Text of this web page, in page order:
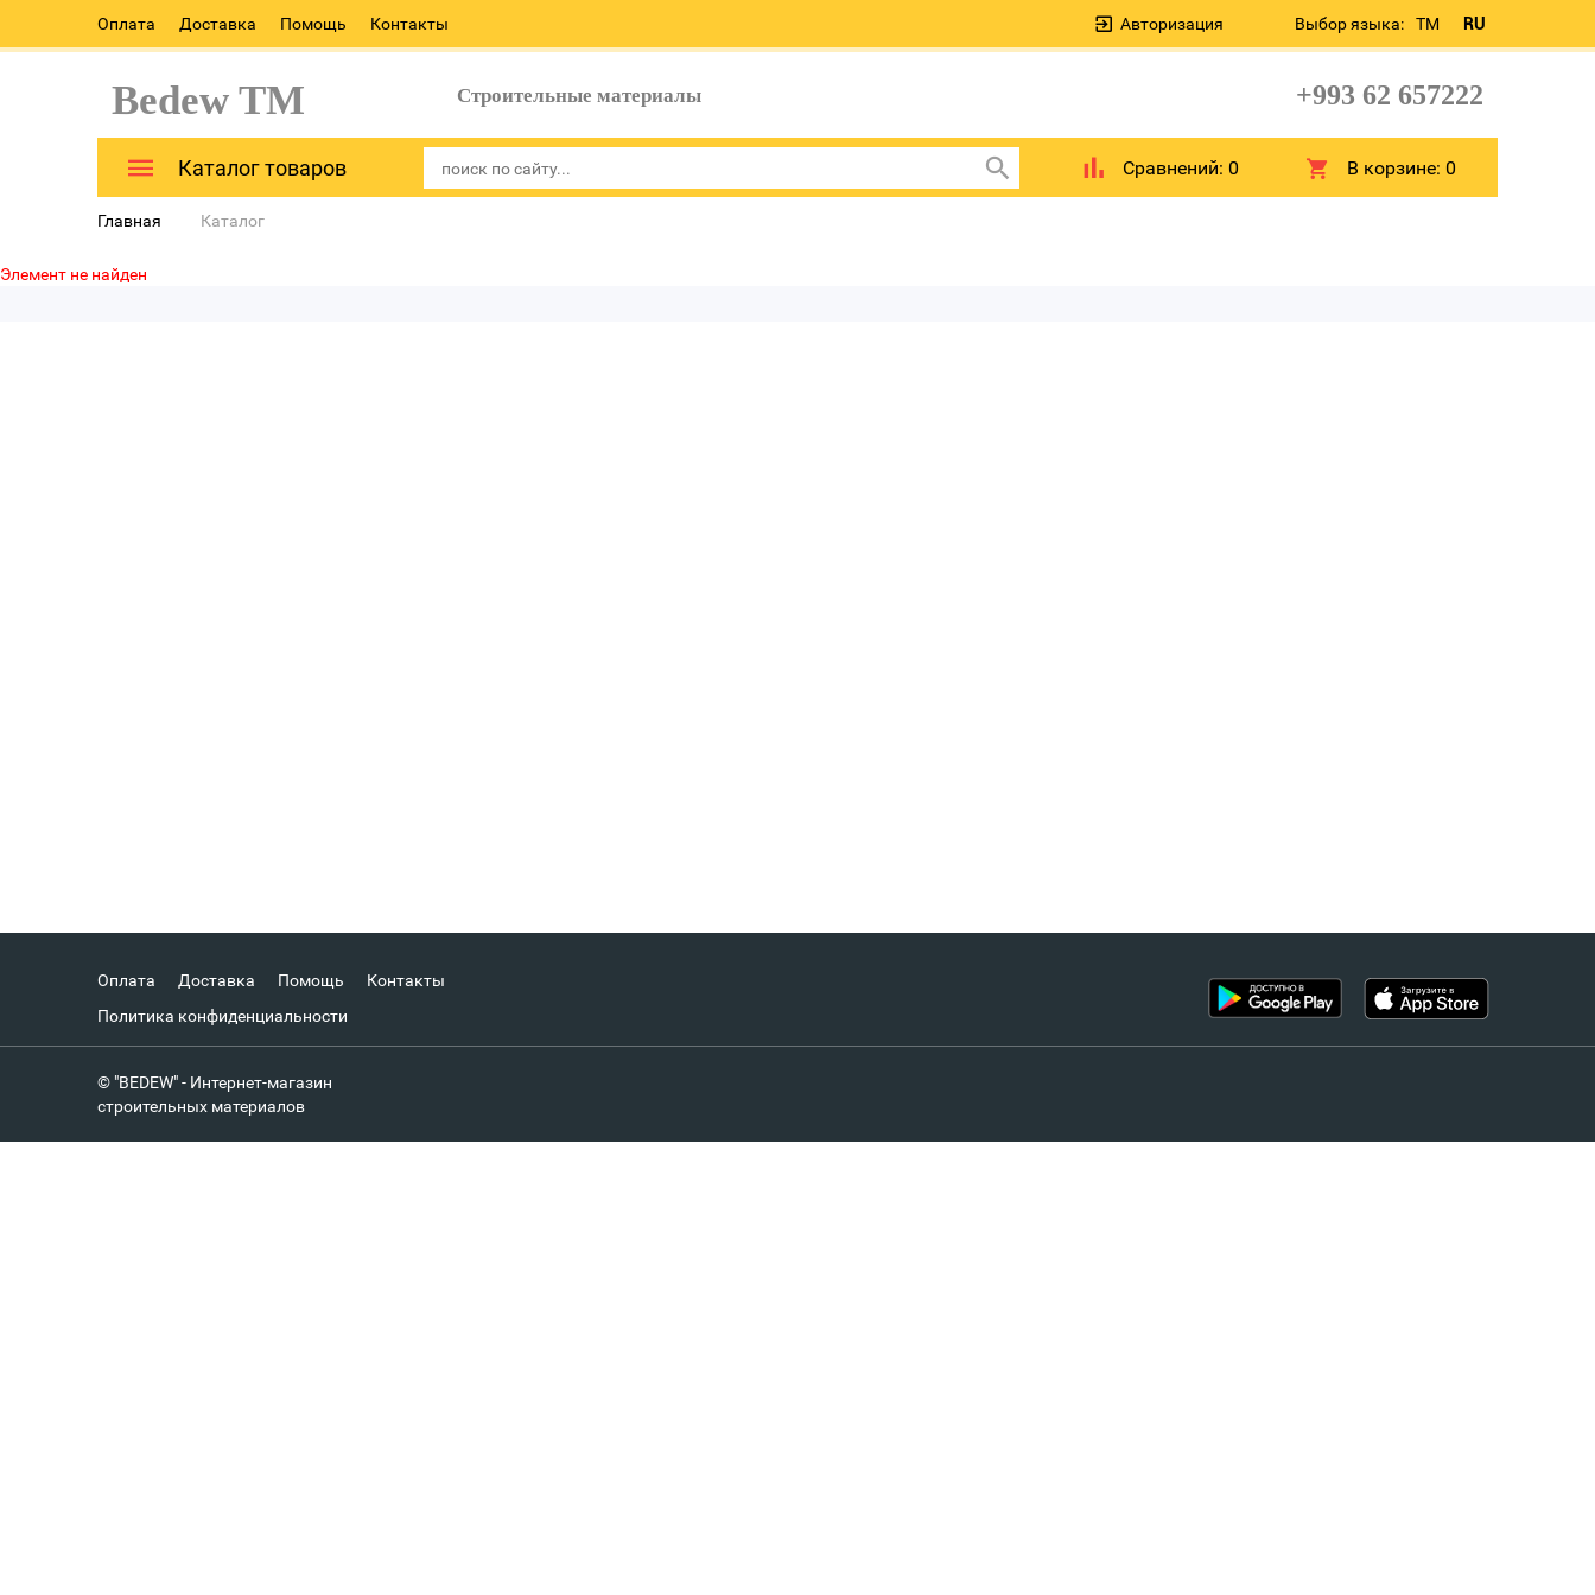
Оплата Доставка Помощь Контакты Выбор языка: TM RU
Авторизация
Bedew TM Строительные материалы +993 62 657222
Каталог товаров Сравнений: 0 В корзине:0
Главная Каталог
Элемент не найден
Оплата Доставка Помощь
Контакты
Политика конфиденциальности
© "BEDEW" - Интернет-магазин
строительных материалов